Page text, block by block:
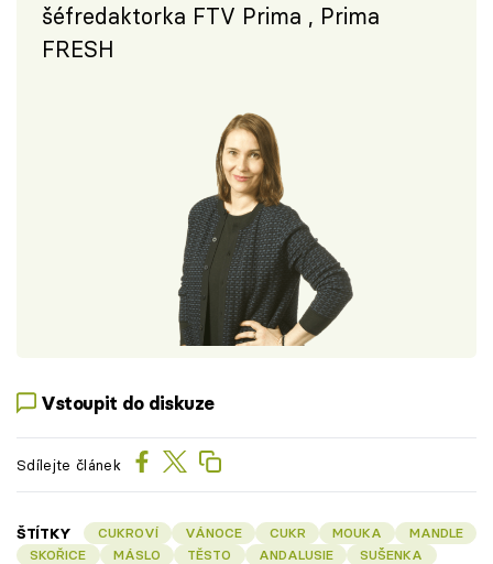
šéfredaktorka FTV Prima , Prima
FRESH
Vstoupit do diskuze
Sdílejte článek
ŠTÍTKY CUKROVÍ VÁNOCE CUKR MOUKA
MANDLE
SKOŘICE
MÁSLO TĚSTO ANDALUSIE SUŠENKA